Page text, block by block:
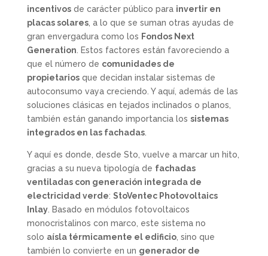
incentivosde carácter público para invertir en
placas solares, a lo que se suman otras ayudas de
gran envergadura como los Fondos Next
Generation . Estos factores están favoreciendo a
que el número de comunidades de
propietariosque decidan instalar sistemas de
autoconsumo vaya creciendo. Y aquí, además de las
soluciones clásicas en tejados inclinados o planos,
también están ganando importancia los sistemas
integrados en las fachadas.
Y aquí es donde, desde Sto, vuelve a marcar un hito,
gracias a su nueva tipología de fachadas
ventiladascon generación integrada de
electricidad verde: StoVentec Photovoltaics
Inlay. Basado en módulos fotovoltaicos
monocristalinos con marco, este sistema no
solo aísla térmicamente el edificio, sino que
también lo convierte en un generador de